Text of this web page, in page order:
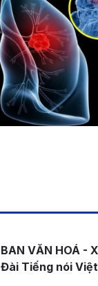
BAN VĂN HOÁ -
Đài Tiếng nói